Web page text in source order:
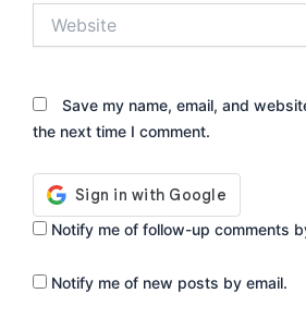
Save my name, email, and
the next time I comment.
Notify me of follow-up comments
Notify me of new posts by email.